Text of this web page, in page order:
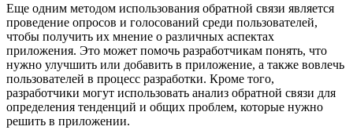
Еще одним методом использования обратной связи является
проведение опросов и голосований среди пользователей,
чтобы получить их мнение о различных аспектах
приложения. Это может помочь разработчикам понять, что
нужно улучшить или добавить в приложение, а также вовлечь
пользователей в процесс разработки. Кроме того,
разработчики могут использовать анализ обратной связи для
определения тенденций и общих проблем, которые нужно
решить в приложении.